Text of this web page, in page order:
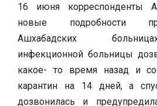
16 июня корреспонденты
новые подробности
Ашхабадских
инфекционной больницы
какое- то время назад и
карантин на 14 дней, а
дозвонилась и